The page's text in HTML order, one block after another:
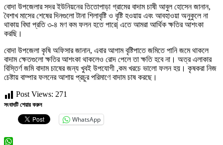
বোদা উপজেলার সদর ইউনিয়নের তিতোপাড়া গ্রামের বাদাম চাষী আবুল হোসেন জানান,
বৈশাখ মাসের শেষের দিনগুলো টানা শিলাবৃষ্টি ও বৃষ্টি হওয়ায় এবং আবহাওয়া অনুকুলে না
থাকায় বিঘা প্রতি ৩-৪ মণ কম ফলন হতে পারে| এতে আমরা আর্থিক ক্ষতির আশংকা
করছি।
বোদা উপজেলা কৃষি অফিসার জানান, এবার আগাম বৃষ্টিপাতে জমিতে পানি জমে থাকলে
বাদাম ক্ষেতগুলো ক্ষতির আশংকা থাকলেও রোদ পেলে তা ক্ষতি হবে না। অত্র এলাকার
বিস্তির্ণ জমি বাদাম চাষের জন্য খুবই উপযোগী ,কম খরচে ভালো ফলন হয়। কৃষকরা নিজ
চেষ্টায় বাম্পার ফলনের আশায় প্রচুর পরিমাণে বাদাম চাষ করছে।
Post Views: 271
সংবাদটি শেয়ার করুন
WhatsApp